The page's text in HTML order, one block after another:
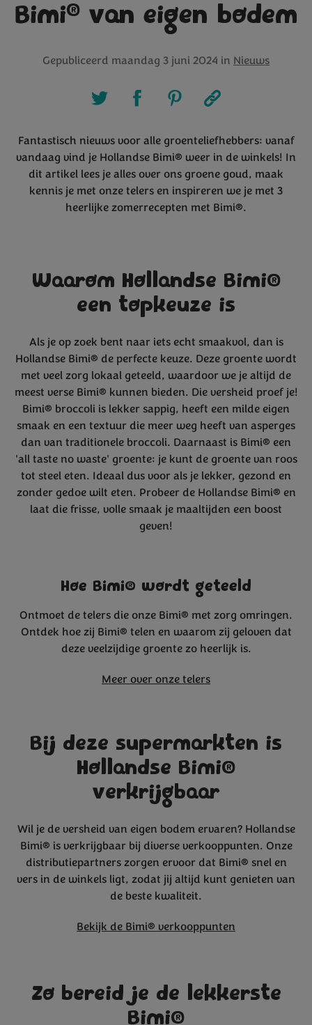
Bimi® van eigen bodem
Gepubliceerd maandag 3 juni 2024 in Nieuws
Fantastisch nieuws voor alle groenteliefhebbers: vanaf
vandaag vind je Hollandse Bimi® weer in de winkels! In
dit artikel lees je alles over ons groene goud, maak
kennis je met onze telers en inspireren we je met 3
heerlijke zomerrecepten met Bimi®.
Waarom Hollandse Bimi®
een topkeuze is
Als je op zoek bent naar iets echt smaakvol, dan is
Hollandse Bimi® de perfecte keuze. Deze groente wordt
met veel zorg lokaal geteeld, waardoor we je altijd de
meest verse Bimi® kunnen bieden. Die versheid proef je!
Bimi® broccoli is lekker sappig, heeft een milde eigen
smaak en een textuur die meer weg heeft van asperges
dan van traditionele broccoli. Daarnaast is Bimi® een
'all taste no waste' groente: je kunt de groente van roos
tot steel eten. Ideaal dus voor als je lekker, gezond en
zonder gedoe wilt eten. Probeer de Hollandse Bimi® en
laat die frisse, volle smaak je maaltijden een boost
geven!
Hoe Bimi® wordt geteeld
Ontmoet de telers die onze Bimi® met zorg omringen.
Ontdek hoe zij Bimi® telen en waarom zij geloven dat
deze veelzijdige groente zo heerlijk is.
Meer over onze telers
Bij deze supermarkten is
Hollandse Bimi®
verkrijgbaar
Wil je de versheid van eigen bodem ervaren? Hollandse
Bimi® is verkrijgbaar bij diverse verkooppunten. Onze
distributiepartners zorgen ervoor dat Bimi® snel en
vers in de winkels ligt, zodat jij altijd kunt genieten van
de beste kwaliteit.
Bekijk de Bimi® verkooppunten
Zo bereid je de lekkerste
Bimi®